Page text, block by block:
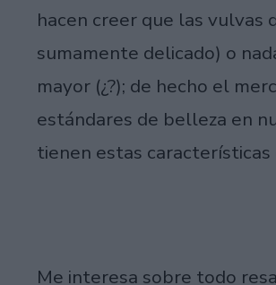
hacen creer que las vulvas
sumamente delicado) o
mayor (¿?); de hecho el
estándares de belleza en
tienen estas
Me interesa sobre todo